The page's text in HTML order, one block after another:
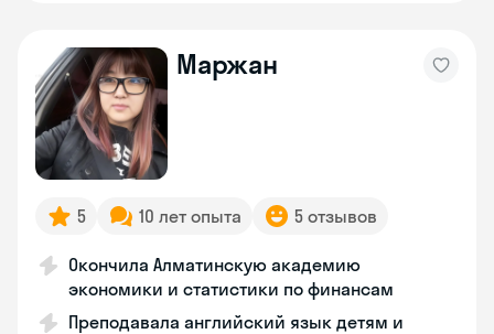
Маржан
5 10 лет опыта 5 отзывов
Окончила Алматинскую академию
экономики и статистики по финансам
Преподавала английский язык детям и